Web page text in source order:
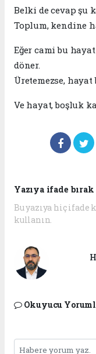
Belki de cevap şu
Toplum, kendine
Eğer cami bu
döner.
Üretemezse, hayat
Ve hayat, boşluk
Yazıya ifade bırak
Bu yazıya hiç
kullanın.
Okuyucu